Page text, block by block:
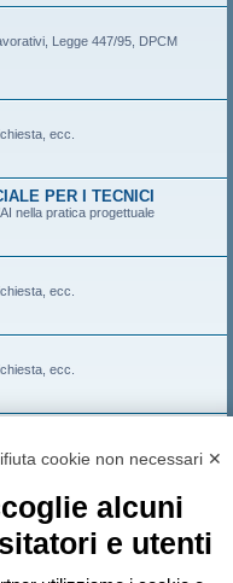
Legge 447/95, DPCM
ecc.
PER I TECNICI
nella pratica progettuale
ecc.
ecc.
cookie non necessari ✕
alcuni
e utenti